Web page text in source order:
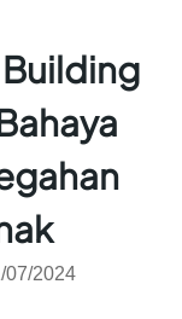
07/2024